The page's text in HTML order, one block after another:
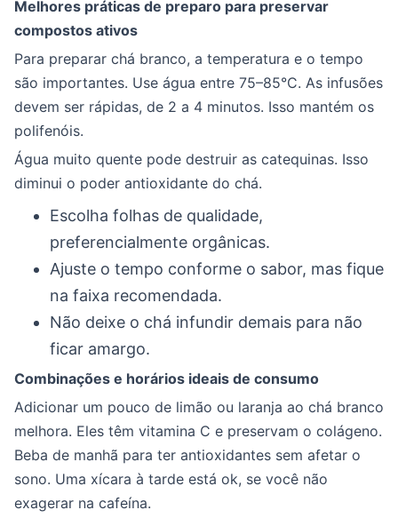
Melhores práticas de preparo para preservar
compostos ativos
Para preparar chá branco, a temperatura e o tempo
são importantes. Use água entre 75–85°C. As infusões
devem ser rápidas, de 2 a 4 minutos. Isso mantém os
polifenóis.
Água muito quente pode destruir as catequinas. Isso
diminui o poder antioxidante do chá.
Escolha folhas de qualidade,
preferencialmente orgânicas.
Ajuste o tempo conforme o sabor, mas fique
na faixa recomendada.
Não deixe o chá infundir demais para não
ficar amargo.
Combinações e horários ideais de consumo
Adicionar um pouco de limão ou laranja ao chá branco
melhora. Eles têm vitamina C e preservam o colágeno.
Beba de manhã para ter antioxidantes sem afetar o
sono. Uma xícara à tarde está ok, se você não
exagerar na cafeína.